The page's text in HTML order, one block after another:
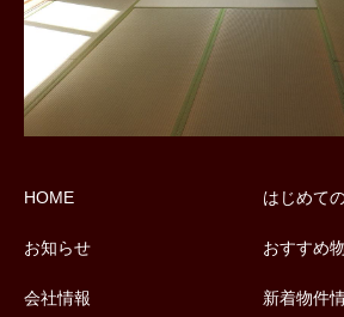
HOME
お知らせ
会社情報
はじめて
おすすめ
新着物件